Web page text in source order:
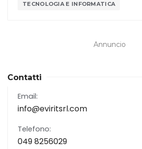
TECNOLOGIA E INFORMATICA
Annuncio
Contatti
Email:
info@eviritsrl.com
Telefono:
049 8256029